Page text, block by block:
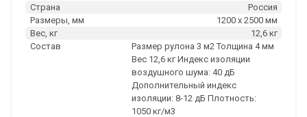
Страна
Россия
Размеры, мм
1200 х 2500 мм
Вес, кг
12,6 кг
Состав
Размер рулона 3 м2 Толщина 4 мм
Вес 12,6 кг Индекс изоляции
воздушного шума: 40 дБ
Дополнительный индекс
изоляции: 8-12 дБ Плотность:
1050 кг/м3